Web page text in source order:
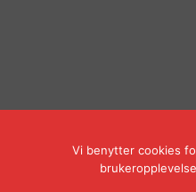
Vi benytter cookies